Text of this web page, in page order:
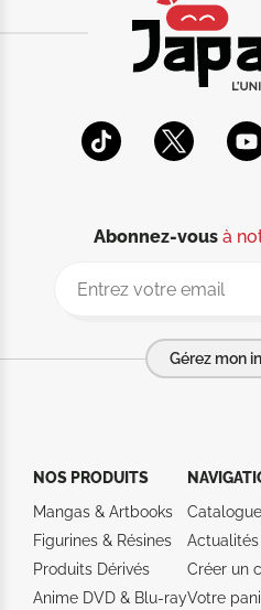
Abonnez-vousà
Gérez mon
NOS PRODUITS
Mangas & Artbooks
Figurines & Résines
Produits Dérivés
Anime DVD & Blu‑ray
Catalogue
Actualités
Créer un
Votre